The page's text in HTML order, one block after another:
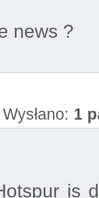
news ?
Wysłano: 1
is